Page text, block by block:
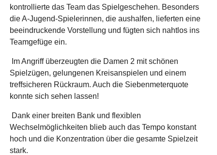
kontrollierte das Team das Spielgeschehen. Besonders
die A-Jugend-Spielerinnen, die aushalfen, lieferten eine
beeindruckende Vorstellung und fügten sich nahtlos ins
Teamgefüge ein.
Im Angriff überzeugten die Damen 2 mit schönen
Spielzügen, gelungenen Kreisanspielen und einem
treffsicheren Rückraum. Auch die Siebenmeterquote
konnte sich sehen lassen!
Dank einer breiten Bank und flexiblen
Wechselmöglichkeiten blieb auch das Tempo konstant
hoch und die Konzentration über die gesamte Spielzeit
stark.